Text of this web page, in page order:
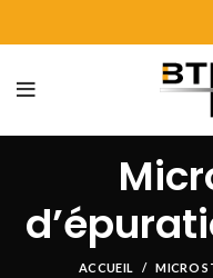
ACCUEIL MICRO